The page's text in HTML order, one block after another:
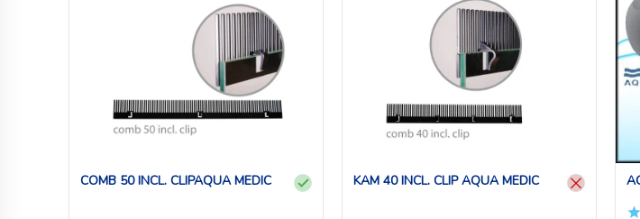
COMB 50 INCL. CLIPAQUA MEDIC KAM 40 INCL. CLIP AQUA MEDIC